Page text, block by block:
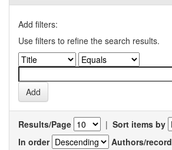
Add filters:
Use filters to refine the search results.
Results/Page | Sort items by
In order
Authors/record